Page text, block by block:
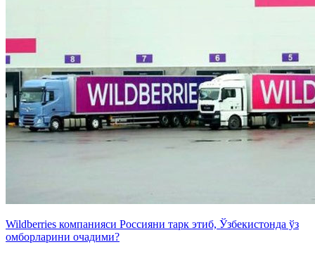
Wildberries компанияси Россияни тарк этиб, Ўзбекистонда ўз
омборларини очадими?